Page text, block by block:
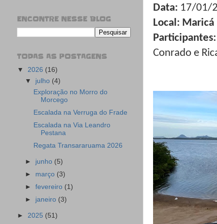
Data: 17/01/
Local: Maricá
Participantes:
Conrado e
ENCONTRE NESSE BLOG
TODAS AS POSTAGENS
▼ 2026 (16)
▼ julho (4)
Exploração no Morro do
Morcego
Escalada na Verruga do Frade
Escalada na Via Leandro
Pestana
Regata Transararuama 2026
► junho (5)
► março (3)
►fevereiro (1)
► janeiro (3)
► 2025 (51)